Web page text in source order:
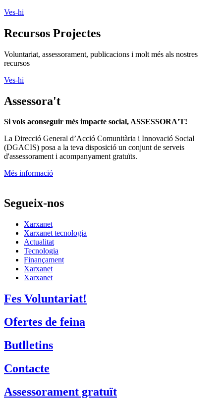
Ves-hi
Recursos Projectes
Voluntariat, assessorament, publicacions i molt més als nostres
recursos
Ves-hi
Assessora't
Si vols aconseguir més impacte social, ASSESSORA'T!
La Direcció General d’Acció Comunitària i Innovació Social
(DGACIS) posa a la teva disposició un conjunt de serveis
d'assessorament i acompanyament gratuïts.
Més informació
Segueix-nos
Xarxanet
Xarxanet tecnologia
Actualitat
Tecnologia
Finançament
Xarxanet
Xarxanet
Fes Voluntariat!
Ofertes de feina
Butlletins
Contacte
Assessorament gratuït